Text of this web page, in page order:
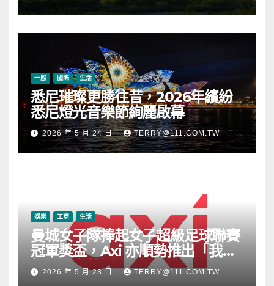
一般 國際 生活
悉尼璀璨更勝往昔，2026年繽紛
悉尼燈光音樂節絢麗啟幕
2026 年 5 月 24 日 TERRY@111.COM.TW
娛樂 工商 生活
曼城女子隊捧起女子超級足球聯賽
冠軍獎盃，Axi 亦順勢推出「我的
根源」宣傳活動
2026 年 5 月 23 日 TERRY@111.COM.TW